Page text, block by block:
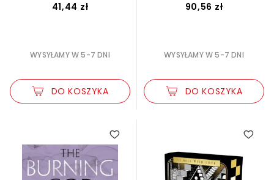
41,44 zł
WYSYŁAMY W 5-7 DNI
DO KOSZYKA
90,56 zł
WYSYŁAMY W 5-7 DNI
DO KOSZYKA